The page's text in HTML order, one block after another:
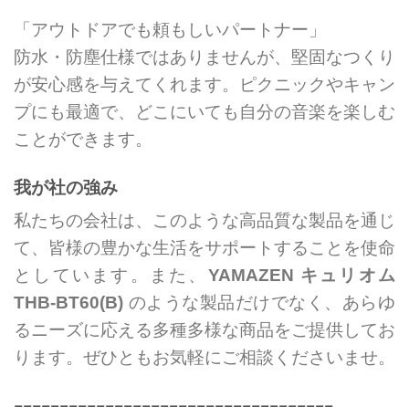
「アウトドアでも頼もしいパートナー」
防水・防塵仕様ではありませんが、堅固なつくり
が安心感を与えてくれます。ピクニックやキャン
プにも最適で、どこにいても自分の音楽を楽しむ
ことができます。
我が社の強み
私たちの会社は、このような高品質な製品を通じ
て、皆様の豊かな生活をサポートすることを使命
としています。また、 YAMAZEN キュリオム
THB-BT60(B) のような製品だけでなく、あらゆ
るニーズに応える多種多様な商品をご提供してお
ります。ぜひともお気軽にご相談くださいませ。